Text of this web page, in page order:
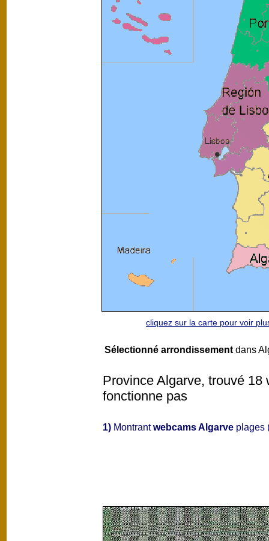
cliquez sur la carte pour voir
Sélectionné arrondissement dans
Province Algarve, trouvé
fonctionne pas
1) Montrantwebcams Algarve plages